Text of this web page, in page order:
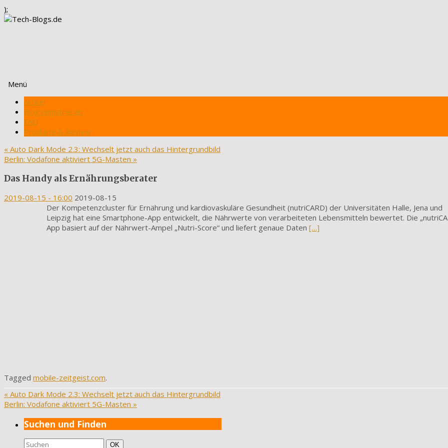
);
Menü
Zum
Inhalt
springen
Artikel
Blog registrieren
FAQ
Produkte & Review
« Auto Dark Mode 2.3: Wechselt jetzt auch das Hintergrundbild
Berlin: Vodafone aktiviert 5G-Masten »
Das Handy als Ernährungsberater
2019-08-15 - 16:00 2019-08-15
Der Kompetenzcluster für Ernährung und kardiovaskuläre Gesundheit (nutriCARD) der Universitäten Halle, Jena und
Leipzig hat eine Smartphone-App entwickelt, die Nährwerte von verarbeiteten Lebensmitteln bewertet. Die
App basiert auf der Nährwert-Ampel „Nutri-Score“ und liefert genaue Daten […]
Tagged mobile-zeitgeist.com.
« Auto Dark Mode 2.3: Wechselt jetzt auch das Hintergrundbild
Berlin: Vodafone aktiviert 5G-Masten »
Suchen und Finden
Suchen
Suchen
OK